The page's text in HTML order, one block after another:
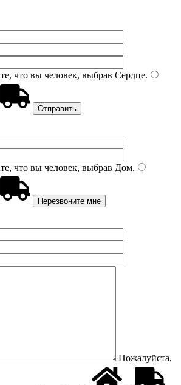
что вы человек, выбрав Сердце.
что вы человек, выбрав Дом.
Пожалуйста,